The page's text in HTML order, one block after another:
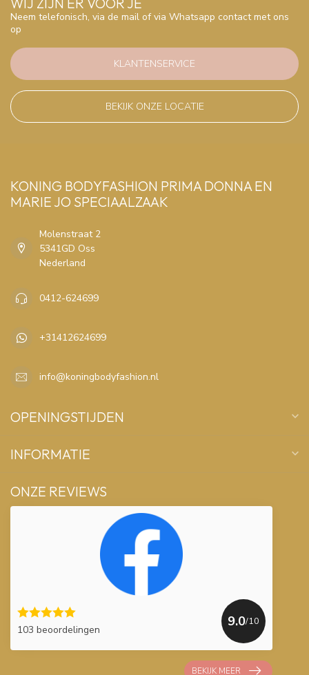
Neem telefonisch, via de mail of via Whatsapp contact met ons
op
KLANTENSERVICE
BEKIJK ONZE LOCATIE
KONING BODYFASHION PRIMA DONNA EN
MARIE JO SPECIAALZAAK
Molenstraat 2
5341GD Oss
Nederland
0412-624699
+31412624699
info@koningbodyfashion.nl
OPENINGSTIJDEN
INFORMATIE
ONZE REVIEWS
103 beoordelingen
9.0/10
BEKIJK MEER